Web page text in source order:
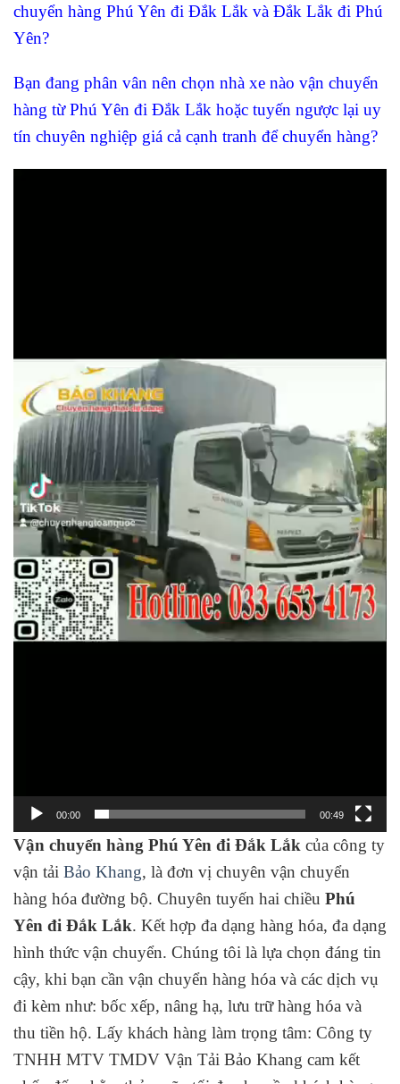
chuyển hàng Phú Yên đi Đắk Lắk và Đắk Lắk đi Phú
Yên?
Bạn đang phân vân nên chọn nhà xe nào vận chuyển
hàng từ Phú Yên đi Đắk Lắk hoặc tuyến ngược lại uy
tín chuyên nghiệp giá cả cạnh tranh để chuyển hàng?
00:00 00:49
Vận chuyển hàng Phú Yên đi Đắk Lắk của công ty
vận tải Bảo Khang, là đơn vị chuyên vận chuyển
hàng hóa đường bộ. Chuyên tuyến hai chiều Phú
Yên đi Đắk Lắk. Kết hợp đa dạng hàng hóa, đa dạng
hình thức vận chuyển. Chúng tôi là lựa chọn đáng tin
cậy, khi bạn cần vận chuyển hàng hóa và các dịch vụ
đi kèm như: bốc xếp, nâng hạ, lưu trữ hàng hóa và
thu tiền hộ. Lấy khách hàng làm trọng tâm: Công ty
TNHH MTV TMDV Vận Tải Bảo Khang cam kết